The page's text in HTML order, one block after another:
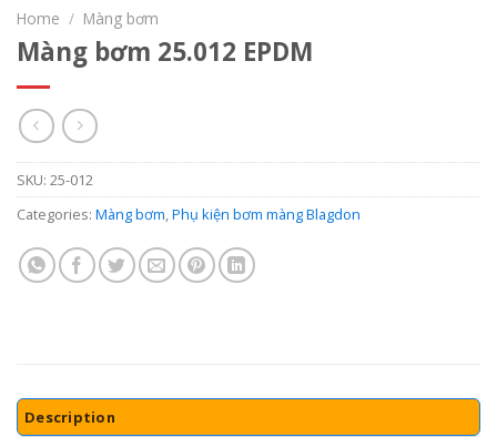
Home / Màng bơm
Màng bơm 25.012 EPDM
SKU: 25-012
Categories: Màng bơm,Phụ kiện bơm màng Blagdon
Description